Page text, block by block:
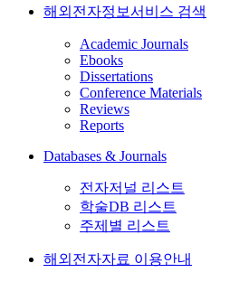
해외전자정보서비스 검색
Academic Journals
Ebooks
Dissertations
Conference Materials
Reviews
Reports
Databases & Journals
전자저널 리스트
학술DB 리스트
주제별 리스트
해외전자자료 이용안내